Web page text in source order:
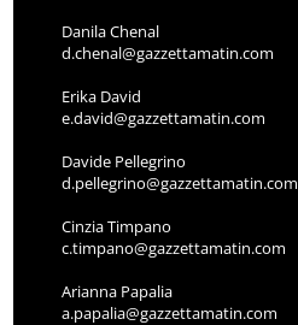
Danila Chenal
d.chenal@gazzettamatin.com
Erika David
e.david@gazzettamatin.com
Davide Pellegrino
d.pellegrino@gazzettamatin.com
Cinzia Timpano
c.timpano@gazzettamatin.com
Arianna Papalia
a.papalia@gazzettamatin.com